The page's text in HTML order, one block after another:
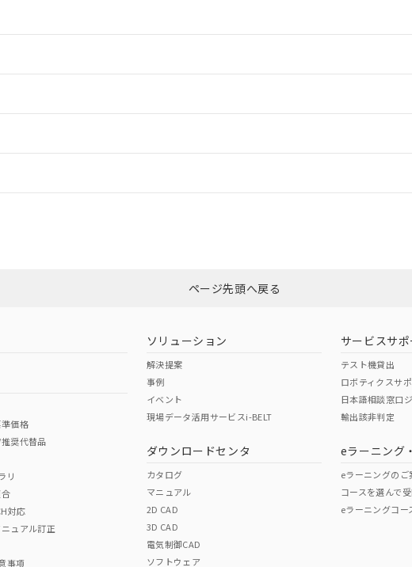
ダウンロードはこちら
Cr(VI)
、流通在庫等で未対応品が混在する可能性があります。
ページ先頭へ戻る
価格
奨代替品
リ
対応
ュアル訂正
事項
ソリューション
解決提案
事例
イベント
現場データ活用サービスi-BELT
ダウンロードセンタ
カタログ
マニュアル
2D CAD
3D CAD
電気制御CAD
ソフトウェア
サービスサポ
テスト機貸出
ロボティクスサ
日本語相談窓口
輸出該非判定
eラーニング
eラーニングのご
コースを選んで
eラーニングコー